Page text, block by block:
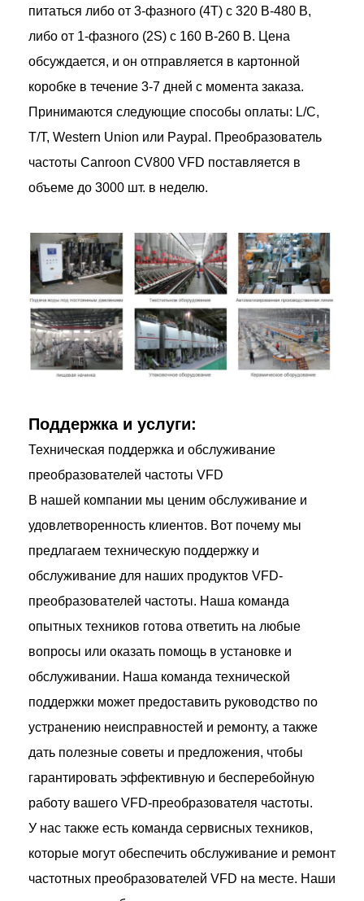
питаться либо от 3-фазного (4T) с 320 В-480 В,
либо от 1-фазного (2S) с 160 В-260 В. Цена
обсуждается, и он отправляется в картонной
коробке в течение 3-7 дней с момента заказа.
Принимаются следующие способы оплаты: L/C,
T/T, Western Union или Paypal. Преобразователь
частоты Canroon CV800 VFD поставляется в
объеме до 3000 шт. в неделю.
Поддержка и услуги:
Техническая поддержка и обслуживание
преобразователей частоты VFD
В нашей компании мы ценим обслуживание и
удовлетворенность клиентов. Вот почему мы
предлагаем техническую поддержку и
обслуживание для наших продуктов VFD-
преобразователей частоты. Наша команда
опытных техников готова ответить на любые
вопросы или оказать помощь в установке и
обслуживании. Наша команда технической
поддержки может предоставить руководство по
устранению неисправностей и ремонту, а также
дать полезные советы и предложения, чтобы
гарантировать эффективную и бесперебойную
работу вашего VFD-преобразователя частоты.
У нас также есть команда сервисных техников,
которые могут обеспечить обслуживание и ремонт
частотных преобразователей VFD на месте. Наши